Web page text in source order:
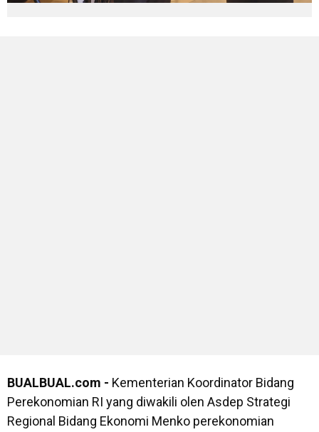
BUALBUAL.com - Kementerian Koordinator Bidang
Perekonomian RI yang diwakili olen Asdep Strategi
Regional Bidang Ekonomi Menko perekonomian